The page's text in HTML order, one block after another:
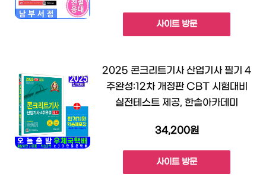
사이트 방문
2025 콘크리트기사 산업기사 필기 4
주완성:12차 개정판 CBT 시험대비
실전테스트 제공, 한솔아카데미
34,200원
사이트 방문